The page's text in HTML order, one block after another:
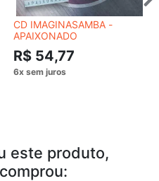
CD IMAGINASAMBA -
APAIXONADO
R$ 54,77
este produto,